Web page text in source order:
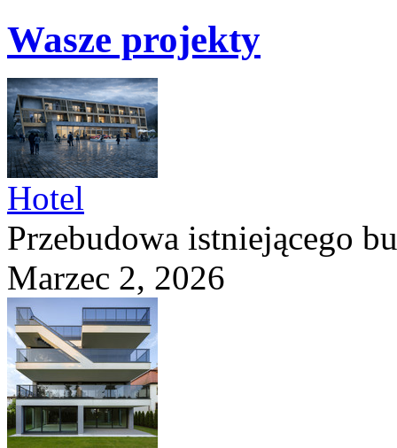
Wasze projekty
Hotel
Przebudowa istniejącego
Marzec 2, 2026